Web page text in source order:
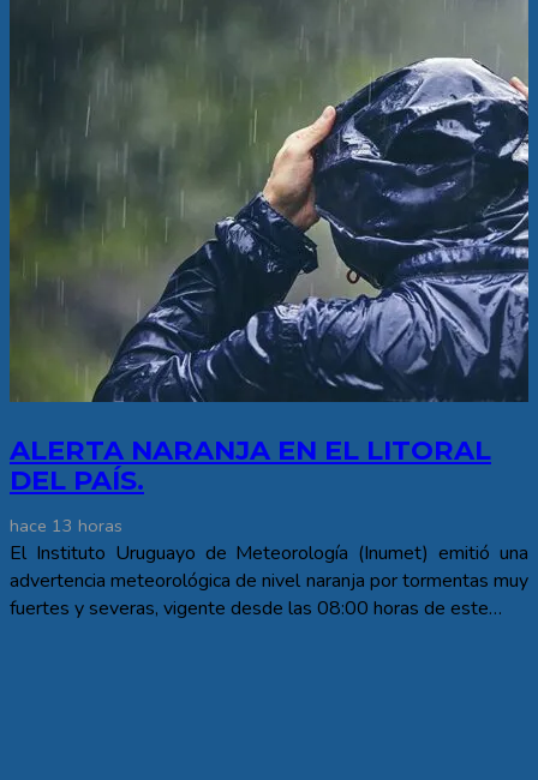
ALERTA NARANJA EN EL LITORAL
DEL PAÍS.
hace 13 horas
El Instituto Uruguayo de Meteorología (Inumet) emitió una
advertencia meteorológica de nivel naranja por tormentas muy
fuertes y severas, vigente desde las 08:00 horas de este…